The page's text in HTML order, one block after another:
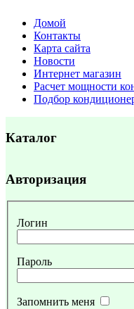
Домой
Контакты
Карта сайта
Новости
Интернет магазин
Расчет мощности
Подбор
Каталог
Авторизация
Логин
Пароль
Запомнить меня